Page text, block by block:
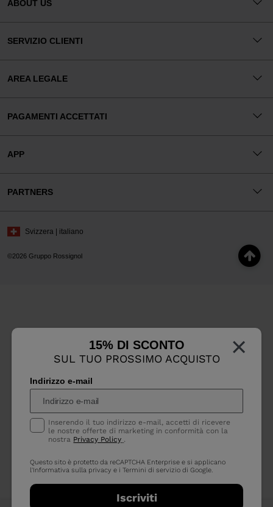
×
15% DI SCONTO
SUL TUO PROSSIMO ACQUISTO
Indirizzo e-mail
Inserendo il tuo indirizzo e-mail, accetti di ricevere
le nostre offerte di marketing in conformità con la
nostra Privacy Policy .
Questo sito è protetto da reCAPTCHA Enterprise e si applicano
l'Informativa sulla privacy e iTermini di servizio di Google.
Iscriviti
ABOUT US
SERVIZIO CLIENTI
AREA LEGALE
PAGAMENTI ACCETTATI
APP
PARTNERS
©2026 Gruppo Rossignol
Svizzera | italiano